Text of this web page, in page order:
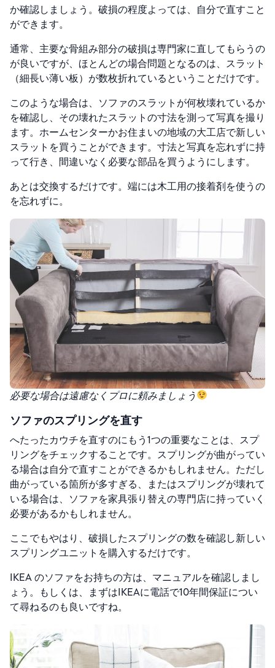
か確認しましょう。破損の程度よっては、自分で直すこと
ができます。
通常、主要な骨組み部分の破損は専門家に直してもらうの
が良いですが、ほとんどの場合問題となるのは、スラット
（細長い薄い板）が数枚折れているということだけです。
このような場合は、ソファのスラットが何枚壊れているか
を確認し、その壊れたスラットの寸法を測って写真を撮り
ます。ホームセンターかお住まいの地域の大工店で新しい
スラットを買うことができます。寸法と写真を忘れずに持
って行き、間違いなく必要な部品を買うようにします。
あとは交換するだけです。端には木工用の接着剤を使うの
を忘れずに。
必要な場合は遠慮なくプロに頼みましょう
ソファのスプリングを直す
へたったカウチを直すのにもう1つの重要なことは、スプ
リングをチェックすることです。スプリングが曲がってい
る場合は自分で直すことができるかもしれません。ただし
曲がっている箇所が多すぎる、またはスプリングが壊れて
いる場合は、ソファを家具張り替えの専門店に持っていく
必要があるかもしれません。
ここでもやはり、破損したスプリングの数を確認し新しい
スプリングユニットを購入するだけです。
IKEA のソファをお持ちの方は、 マニュアルを確認しまし
ょう。もしくは、まずはIKEAに電話で10年間保証につい
て尋ねるのも良いですね。